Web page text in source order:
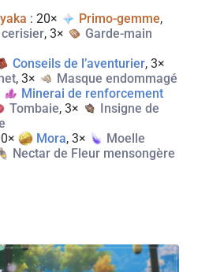
: 20× Primo-gemme,
cerisier, 3×
Garde-main
Conseils de l’aventurier, 3×
, 3×
Masque endommagé
Minerai de renforcement
Tombaie, 3×
Insigne de
Mora, 3×
Moelle
Nectar de Fleur mensongère